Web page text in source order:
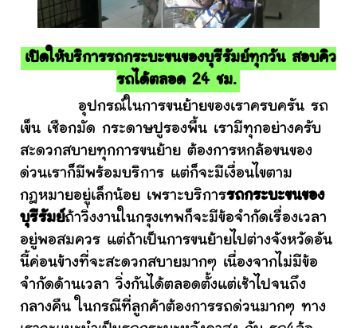
เปิดให้บริการรถกระบะขนของบุรีรัมย์ทุกวัน สอบคิว
รถได้ตลอด 24 ชม.
อุปกรณ์ในการขนย้ายของเราครบครัน รถ
เข็น เชือกมัด กระดาษปูรองพื้น เรามีทุกอย่างครับ
สะดวกสบายทุกการขนย้าย ต้องการหกล้อขนของ
ด่วนเราก็มีพร้อมบริการ แต่ก็จะมีเงื่อนไขตาม
กฎหมายอยู่เล็กน้อย เพราะบริการรถกระบะขนของ
บุรีรัมย์ถ้าวิ่งงานในกรุงเทพก็จะมีข้อจำกัดเรื่องเวลา
อยู่พอสมควร แต่ถ้าเป็นการขนย้ายไปต่างจังหวัดอัน
นี้ค่อนข้างที่จะสะดวกสบายมากๆ เนื่องจากไม่มีข้อ
จำกัดด้านเวลา วิ่งกันได้ตลอดตั้งแต่เช้าไปจนถึง
กลางคืน ในกรณีที่ลูกค้าต้องการรถด่วนมากๆ ทาง